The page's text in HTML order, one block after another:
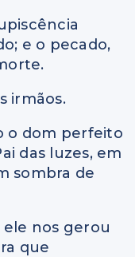
e o pecado,
irmãos.
o dom perfeito
das luzes, em
sombra de
ele nos gerou
que